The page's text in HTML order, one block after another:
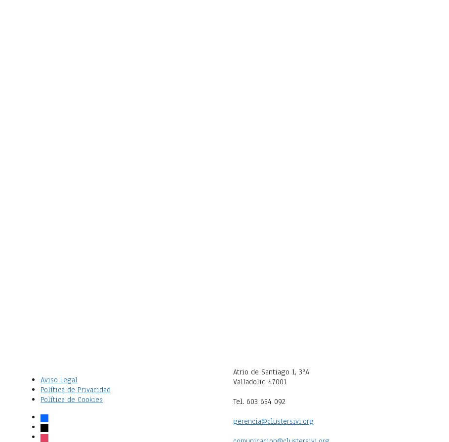
Aviso Legal
Política de Privacidad
Política de Cookies
facebook
x
instagram
Atrio de Santiago 1, 3ºA
Valladolid 47001
Tel. 603 654 092
gerencia@clustersivi.org